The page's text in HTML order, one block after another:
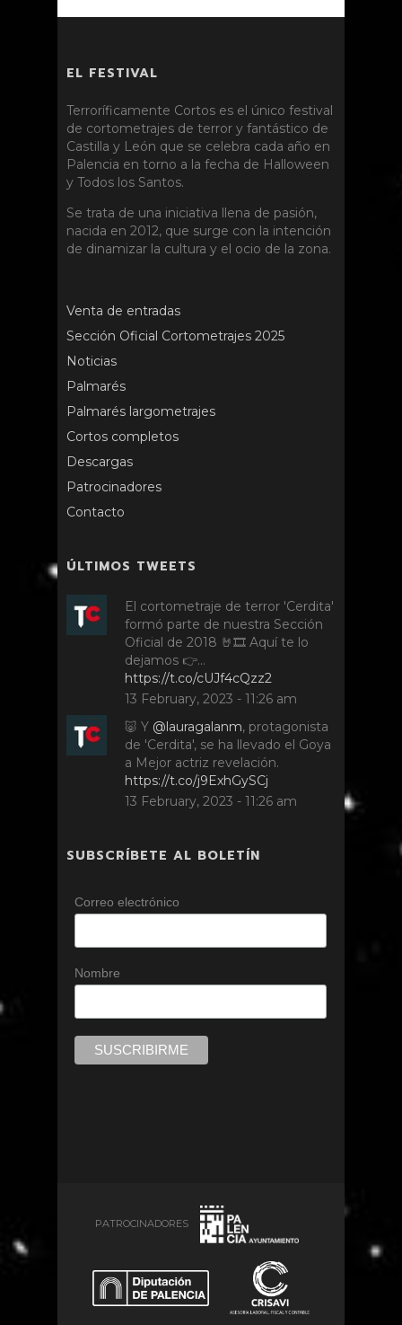
EL FESTIVAL
Terroríficamente Cortos es el único festival
de cortometrajes de terror y fantástico de
Castilla y León que se celebra cada año en
Palencia en torno a la fecha de Halloween
y Todos los Santos.
Se trata de una iniciativa llena de pasión,
nacida en 2012, que surge con la intención
de dinamizar la cultura y el ocio de la zona.
Venta de entradas
Sección Oficial Cortometrajes 2025
Noticias
Palmarés
Palmarés largometrajes
Cortos completos
Descargas
Patrocinadores
Contacto
ÚLTIMOS TWEETS
El cortometraje de terror 'Cerdita'
formó parte de nuestra Sección
Oficial de 2018 🤘🎞️ Aquí te lo
dejamos 👉…
https://t.co/cUJf4cQzz2
13 February, 2023 - 11:26 am
🐷 Y @lauragalanm, protagonista
de 'Cerdita', se ha llevado el Goya
a Mejor actriz revelación.
https://t.co/j9ExhGySCj
13 February, 2023 - 11:26 am
SUBSCRÍBETE AL BOLETÍN
Correo electrónico
Nombre
PATROCINADORES